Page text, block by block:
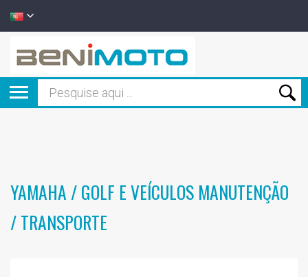
YAMAHA / GOLF E VEÍCULOS MANUTENÇÃO
/ TRANSPORTE